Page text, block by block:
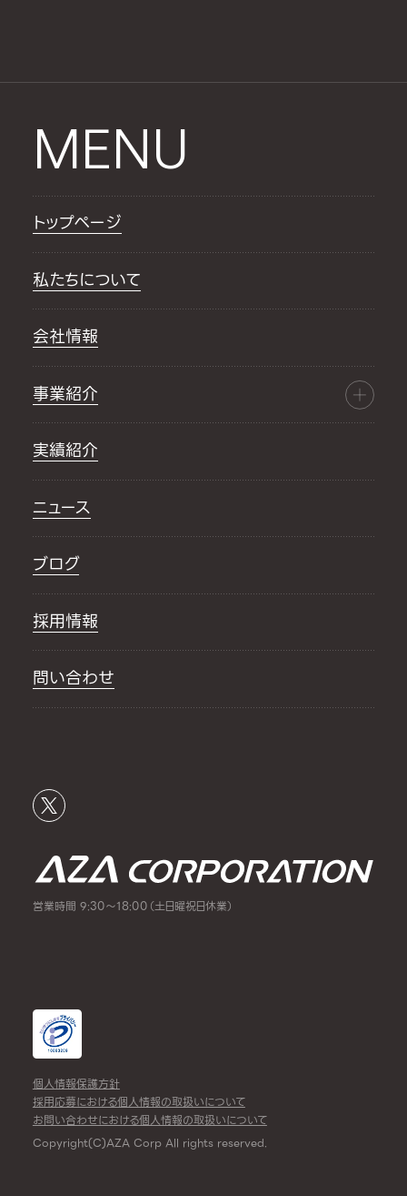
MENU
トップページ
私たちについて
会社情報
事業紹介
実績紹介
ニュース
ブログ
採用情報
問い合わせ
営業時間 9:30～18:00（土日曜祝日休業）
個人情報保護方針
採用応募における個人情報の取扱いについて
お問い合わせにおける個人情報の取扱いについて
Copyright(C)AZA Corp All rights reserved.